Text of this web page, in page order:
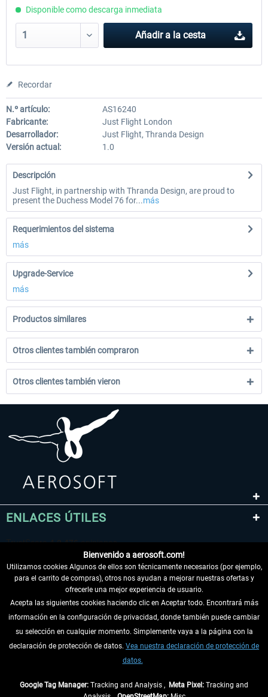
Disponible como descarga inmediata
Añadir a la cesta
Recordar
N.º artículo:
AS16240
Fabricante:
Just Flight London
Desarrollador:
Just Flight, Thranda Design
Versión actual:
1.0
Descripción
Just Flight, in partnership with Thranda Design, are proud to
present the Duchess Model 76 for...más
Requerimientos del sistema
más
Upgrade-Service
más
Productos similares
Otros clientes también compraron
Otros clientes también vieron
ENLACES ÚTILES
DESISTIR DEL CONTRATO
INFORMACIÓN
Bienvenido a aerosoft.com!
Utilizamos cookies Algunos de ellos son técnicamente necesarios (por ejemplo,
para el carrito de compras), otros nos ayudan a mejorar nuestras ofertas y
ofrecerle una mejor experiencia de usuario.
Acepta las siguientes cookies haciendo clic en Aceptar todo. Encontrará más
información en la configuración de privacidad, donde también puede cambiar
su selección en cualquier momento. Simplemente vaya a la página con la
declaración de protección de datos. Vea nuestra declaración de protección de
datos.
Google Tag Manager: Tracking and Analysis , Meta Pixel: Tracking and